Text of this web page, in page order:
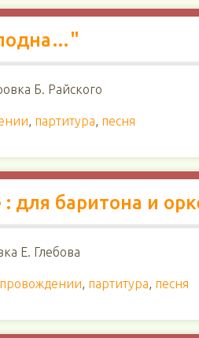
Б. Райского
, партитура, песня
баритона и
Е. Глебова
, партитура, песня